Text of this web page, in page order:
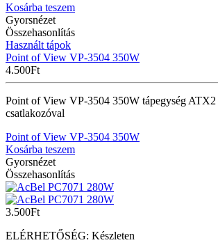
Kosárba teszem
Gyorsnézet
Összehasonlítás
Használt tápok
Point of View VP-3504 350W
4.500Ft
Point of View VP-3504 350W tápegység ATX2
csatlakozóval
Point of View VP-3504 350W
Kosárba teszem
Gyorsnézet
Összehasonlítás
3.500Ft
ELÉRHETŐSÉG: Készleten